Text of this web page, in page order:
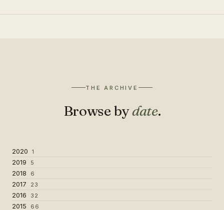
THE ARCHIVE
Browse bydate.
2020 1
2019 5
2018 6
2017 23
2016 32
2015 66